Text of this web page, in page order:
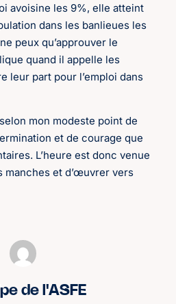
avoisine les 9%, elle atteint
dans les banlieues les
peux qu’approuver le
quand il appelle les
leur part pour l’emploi dans
mon modeste point de
et de courage que
L’heure est donc venue
manches et d’œuvrer vers
de l'ASFE